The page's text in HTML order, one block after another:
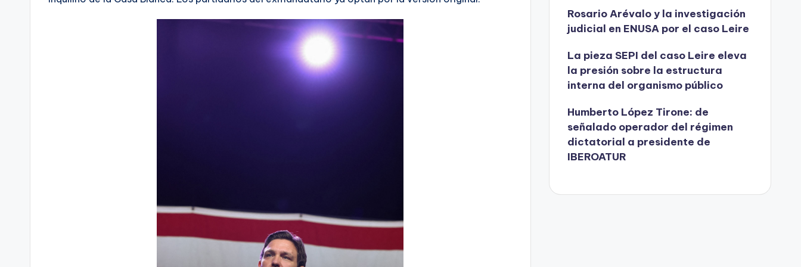
Rosario Arévalo y la investigación
judicial en ENUSA por el caso Leire
La pieza SEPI del caso Leire eleva
la presión sobre la estructura
interna del organismo público
Humberto López Tirone: de
señalado operador del régimen
dictatorial a presidente de
IBEROATUR